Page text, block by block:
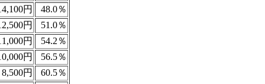
円
48.0％
円
51.0％
円
54.2％
円
56.5％
円
60.5％